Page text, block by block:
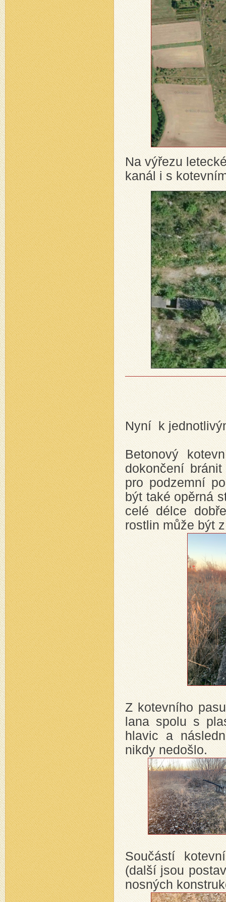
Na výřezu
kanál i s
Nyní k
Betonový
dokončení
pro podzemní
být také opěrná
celé délce
rostlin může být
Z kotevního
lana spolu s
hlavic a
nikdy nedošlo.
Součástí
(další jsou
nosných